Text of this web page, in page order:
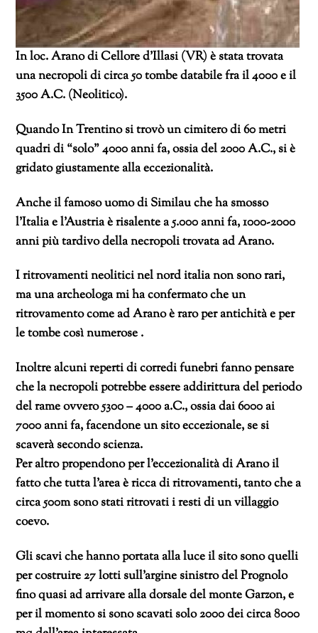
In loc. Arano di Cellore d’Illasi (VR) è stata trovata
una necropoli di circa 50 tombe databile fra il 4000 e il
3500 A.C. (Neolitico).
Quando In Trentino si trovò un cimitero di 60 metri
quadri di “solo” 4000 anni fa, ossia del 2000 A.C., si è
gridato giustamente alla eccezionalità.
Anche il famoso uomo di Similau che ha smosso
l’Italia e l’Austria è risalente a 5.000 anni fa, 1000-2000
anni più tardivo della necropoli trovata ad Arano.
I ritrovamenti neolitici nel nord italia non sono rari,
ma una archeologa mi ha confermato che un
ritrovamento come ad Arano è raro per antichità e per
le tombe così numerose .
Inoltre alcuni reperti di corredi funebri fanno pensare
che la necropoli potrebbe essere addirittura del periodo
del rame ovvero 5300 – 4000 a.C., ossia dai 6000 ai
7000 anni fa, facendone un sito eccezionale, se si
scaverà secondo scienza.
Per altro propendono per l’eccezionalità di Arano il
fatto che tutta l’area è ricca di ritrovamenti, tanto che a
circa 500m sono stati ritrovati i resti di un villaggio
coevo.
Gli scavi che hanno portata alla luce il sito sono quelli
per costruire 27 lotti sull’argine sinistro del Prognolo
fino quasi ad arrivare alla dorsale del monte Garzon, e
per il momento si sono scavati solo 2000 dei circa 8000